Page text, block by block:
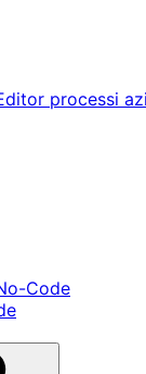
processi
Code